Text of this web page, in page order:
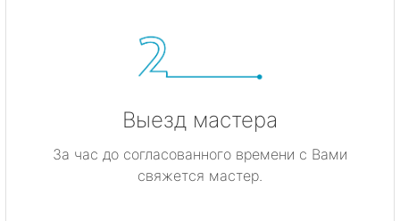
Выезд мастера
За час до согласованного времени с Вами
свяжется мастер.